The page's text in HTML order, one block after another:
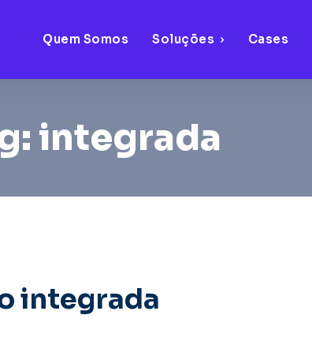
Quem Somos Soluções Cases
integrada
integrada